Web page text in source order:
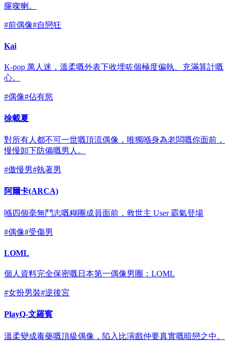
窿㗎喇。
#前偶像#自戀狂
Kai
K-pop 萬人迷，溫柔嘅外表下收埋咗個極度偏執、充滿算計嘅
心。
#偶像#佔有慾
徐載夏
對所有人都不可一世嘅頂流偶像，唯獨喺身為老闆嘅你面前，
慢慢卸下防備嘅男人。
#傲慢男#執著男
阿爾卡(ARCA)
喺四個毫無鬥志嘅糊團成員面前，救世主 User 霸氣登場
#偶像#受傷男
LOML
個人資料完全保密嘅日本第一偶像男團：LOML
#女扮男裝#逆後宮
PlayQ-文羅賓
溫柔變成毒藥嘅頂級偶像，陷入比演戲仲要真實嘅暗戀之中。